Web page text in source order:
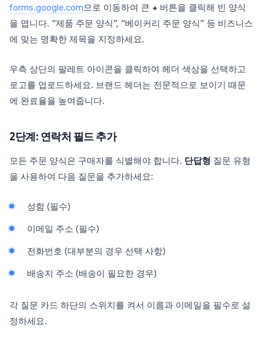
forms.google.com으로 이동하여 큰 + 버튼을 클릭해 빈 양식
을 엽니다. “제품 주문 양식”, “베이커리 주문 양식” 등 비즈니스
에 맞는 명확한 제목을 지정하세요.
우측 상단의 팔레트 아이콘을 클릭하여 헤더 색상을 선택하고
로고를 업로드하세요. 브랜드 헤더는 전문적으로 보이기 때문
에 완료율을 높여줍니다.
2단계: 연락처 필드 추가
모든 주문 양식은 구매자를 식별해야 합니다. 단답형 질문 유형
을 사용하여 다음 질문을 추가하세요:
성함 (필수)
이메일 주소 (필수)
전화번호 (대부분의 경우 선택 사항)
배송지 주소 (배송이 필요한 경우)
각 질문 카드 하단의 스위치를 켜서 이름과 이메일을 필수로 설
정하세요.